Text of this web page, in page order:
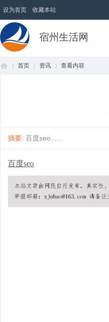
设为首页 收藏本站
宿州生活网
首页 资讯 查看内容
摘要: 百度seo......
百度seo